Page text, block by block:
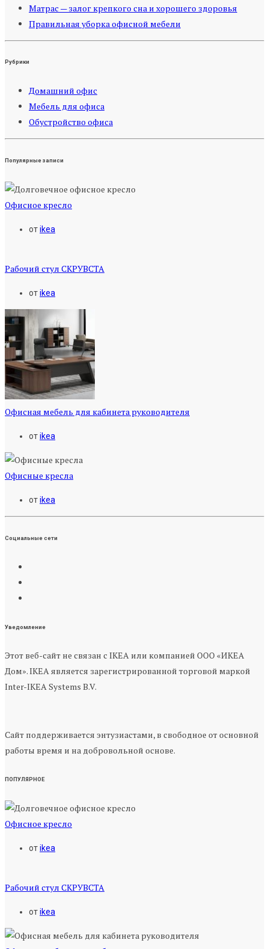
Матрас — залог крепкого сна и хорошего здоровья
Правильная уборка офисной мебели
Рубрики
Домашний офис
Мебель для офиса
Обустройство офиса
Популярные записи
Офисное кресло
отikea
Рабочий стул СКРУВСТА
отikea
Офисная мебель для кабинета руководителя
отikea
Офисные кресла
отikea
Социальные сети
Уведомление
Этот веб-сайт не связан с IKEA или компанией ООО «ИКЕА
Дом». IKEA является зарегистрированной торговой маркой
Inter-IKEA Systems B.V.
Сайт поддерживается энтузиастами, в свободное от основной
работы время и на добровольной основе.
ПОПУЛЯРНОЕ
Офисное кресло
отikea
Рабочий стул СКРУВСТА
отikea